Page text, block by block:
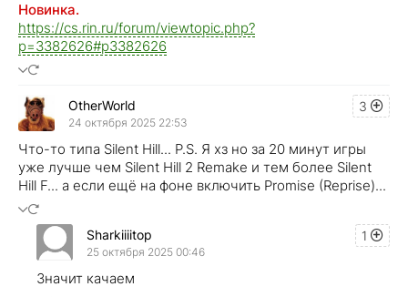
Новинка.
https://cs.rin.ru/forum/viewtopic.php?
p=3382626#p3382626
3
OtherWorld
24 октября 2025 22:53
Что-то типа Silent Hill... P.S. Я хз но за 20 минут игры
уже лучше чем Silent Hill 2 Remake и тем более Silent
Hill F... а если ещё на фоне включить Promise (Reprise)...
1
Sharkiiiitop
25 октября 2025 00:46
Значит качаем